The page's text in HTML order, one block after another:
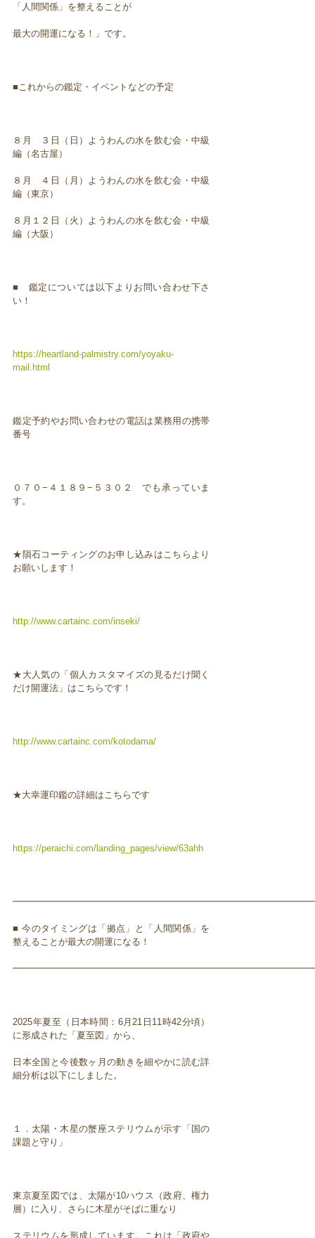
「人間関係」を整えることが
最大の開運になる！」です。
■これからの鑑定・イベントなどの予定
８月 ３日（日）ようわんの水を飲む会・中級
編（名古屋）
８月 ４日（月）ようわんの水を飲む会・中級
編（東京）
８月１２日（火）ようわんの水を飲む会・中級
編（大阪）
■ 鑑定については以下よりお問い合わせ下さ
い！
https://heartland-palmistry.com/yoyaku-
mail.html
鑑定予約やお問い合わせの電話は業務用の携帯
番号
０７０−４１８９−５３０２ でも承っていま
す。
★隕石コーティングのお申し込みはこちらより
お願いします！
http://www.cartainc.com/inseki/
★大人気の「個人カスタマイズの見るだけ聞く
だけ開運法」はこちらです！
http://www.cartainc.com/kotodama/
★大幸運印鑑の詳細はこちらです
https://peraichi.com/landing_pages/view/63ahh
■ 今のタイミングは「拠点」と「人間関係」を
整えることが最大の開運になる！
2025年夏至（日本時間：6月21日11時42分頃）
に形成された「夏至図」から、
日本全国と今後数ヶ月の動きを細やかに読む詳
細分析は以下にしました。
１．太陽・木星の蟹座ステリウムが示す「国の
課題と守り」
東京夏至図では、太陽が10ハウス（政府、権力
層）に入り、さらに木星がそばに重なり
ステリウムを形成しています。これは「政府や